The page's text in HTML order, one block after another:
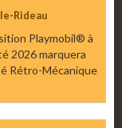
Rideau
Playmobil® à
2026 marquera
Rétro-Mécanique